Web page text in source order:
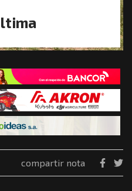
compartir nota